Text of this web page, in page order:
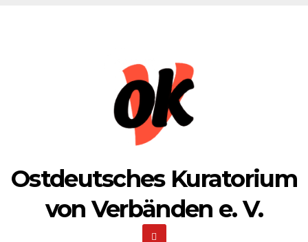
Ostdeutsches Kuratorium
von Verbänden e. V.